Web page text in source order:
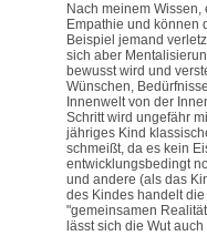
Nach meinem
Empathie und können
Beispiel jemand
sich aber
bewusst wird und
Wünschen,
Innenwelt von der
Schritt wird ungefähr
jähriges Kind
schmeißt, da es kein
entwicklungsbedingt
und andere (als das
des Kindes handelt
"gemeinsamen
lässt sich die Wut